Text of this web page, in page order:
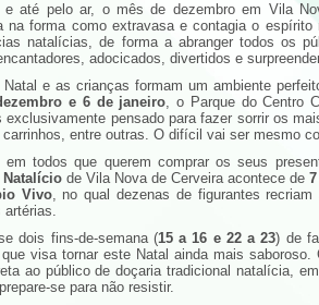
e até pelo ar, o mês de dezembro em Vila
na forma como extravasa e contagia o
natalícias, de forma a abranger todos os
adocicados, divertidos e
Natal e as crianças formam um ambiente
e 6 de janeiro, o Parque do Centro
exclusivamente pensado para fazer sorrir os
entre outras. O difícil vai ser mesmo
em todos que querem comprar os seus
Natalício de Vila Nova de Cerveira acontece de
Vivo, no qual dezenas de figurantes
artérias.
dois fins-de-semana (15 a 16 e 22 a 23) de
visa tornar este Natal ainda mais
ao público de doçaria tradicional natalícia,
se para não resistir.